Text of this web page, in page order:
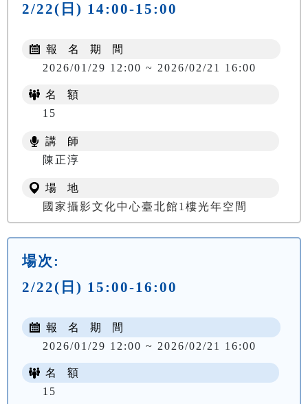
2/22(日) 14:00-15:00
報 名 期 間
2026/01/29 12:00 ~ 2026/02/21 16:00
名 額
15
講 師
陳正淳
場 地
國家攝影文化中心臺北館1樓光年空間
場次:
2/22(日) 15:00-16:00
報 名 期 間
2026/01/29 12:00 ~ 2026/02/21 16:00
名 額
15